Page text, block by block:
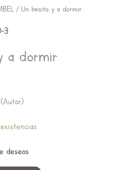
/ Un besito y a dormir
3
a dormir
deseos